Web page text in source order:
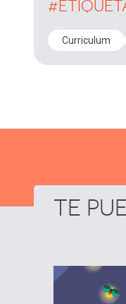
Curriculum
TE